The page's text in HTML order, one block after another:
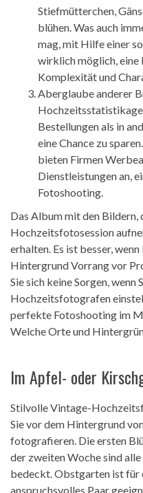
Stiefmütterchen,
blühen. Was auch
mag, mit Hilfe einer
wirklich möglich,
Komplexität und
Aberglaube anderer
Bestellungen als in
eine Chance zu
bieten Firmen
Dienstleistungen an,
Fotoshooting.
Das Album mit den Bildern,
Hochzeitsfotosession
erhalten. Es ist besser,
Hintergrund Vorrang vor
Sie sich keine Sorgen, wenn
Hochzeitsfotografen
perfekte Fotoshooting im
Welche Orte und
Im Apfel- oder
Stilvolle Vintage-
Sie vor dem Hintergrund
fotografieren. Die ersten
der zweiten Woche sind
bedeckt. Obstgarten ist für
anspruchsvolles Paar